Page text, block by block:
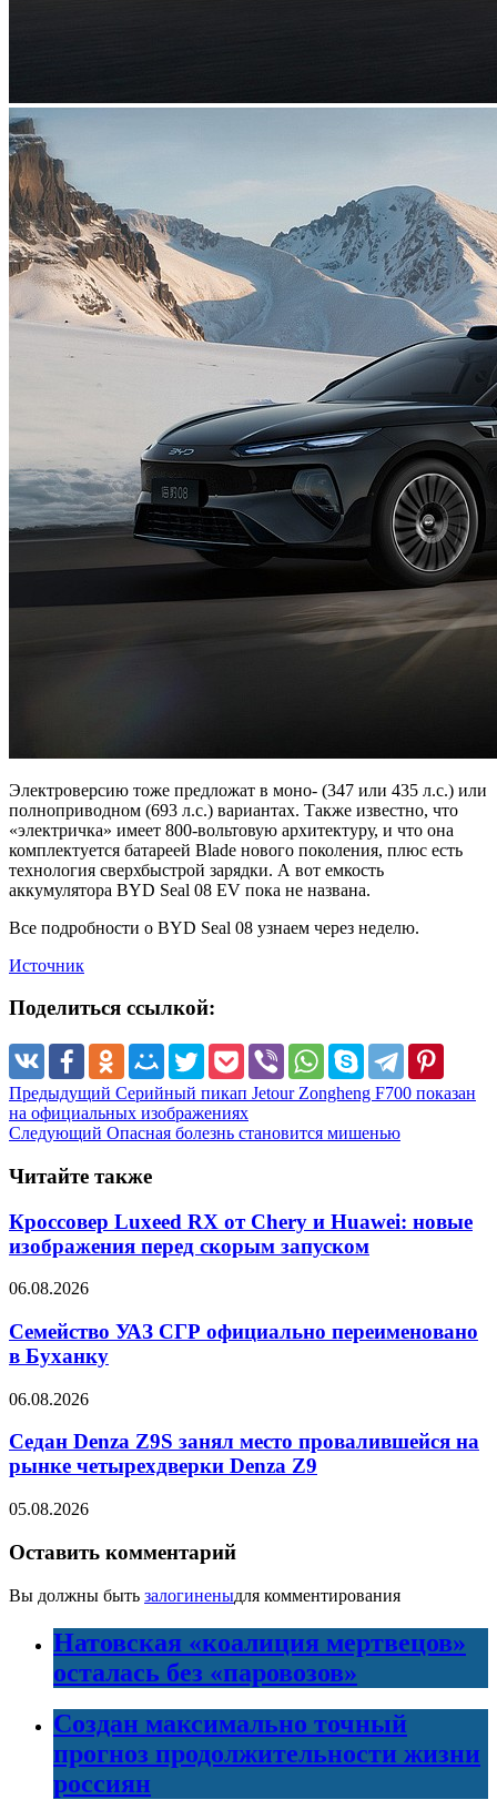
Электроверсию тоже предложат в моно- (347 или 435 л.с.) или
полноприводном (693 л.с.) вариантах. Также известно, что
«электричка» имеет 800-вольтовую архитектуру, и что она
комплектуется батареей Blade нового поколения, плюс есть
технология сверхбыстрой зарядки. А вот емкость
аккумулятора BYD Seal 08 EV пока не названа.
Все подробности о BYD Seal 08 узнаем через неделю.
Источник
Поделиться ссылкой:
Предыдущий Серийный пикап Jetour Zongheng F700 показан
на официальных изображениях
Следующий Опасная болезнь становится мишенью
Читайте также
Кроссовер Luxeed RX от Chery и Huawei: новые
изображения перед скорым запуском
06.08.2026
Семейство УАЗ СГР официально переименовано
в Буханку
06.08.2026
Седан Denza Z9S занял место провалившейся на
рынке четырехдверки Denza Z9
05.08.2026
Оставить комментарий
Вы должны быть залогиненыдля комментирования
Натовская «коалиция мертвецов»
осталась без «паровозов»
Создан максимально точный
прогноз продолжительности жизни
россиян